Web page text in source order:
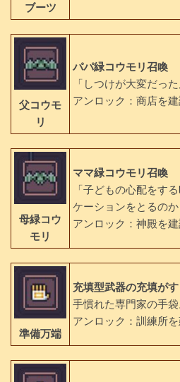
ブーツ
父コウモ
リ
パパ緑コウモリ召喚
「しつけが大変だっ
アンロック：商店を
母緑コウ
モリ
ママ緑コウモリ召喚
「子どもの心配をす
ケーションをとるの
アンロック：神殿を
準備万端
充填型武器の充填がす
手慣れた専門家の手袋
アンロック：訓練所